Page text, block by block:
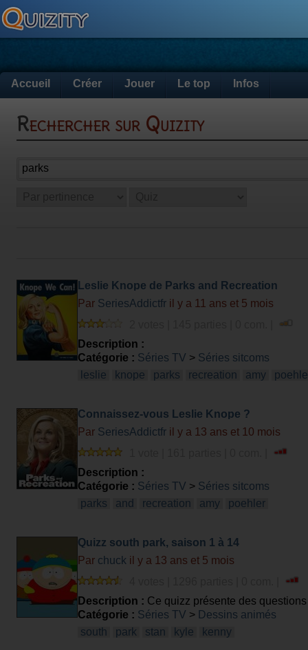
Accueil Créer Jouer Le top Infos
Rechercher sur Quizity
Leslie Knope de Parks and Recreation
Par SeriesAddictfr il y a 11 ans et 5 mois
Description :
Catégorie : Séries TV > Séries sitcoms
leslie
knope parks recreation amy
Connaissez-vous Leslie Knope ?
Par SeriesAddictfr il y a 13 ans et 10 mois
Description :
Catégorie : Séries TV > Séries sitcoms
parks
and recreation amy poehler
Quizz south park, saison 1 à 14
Par chuck il y a 13 ans et 5 mois
Description : Ce quizz présente des
Catégorie : Séries TV > Dessins animés
south
park stan kyle kenny